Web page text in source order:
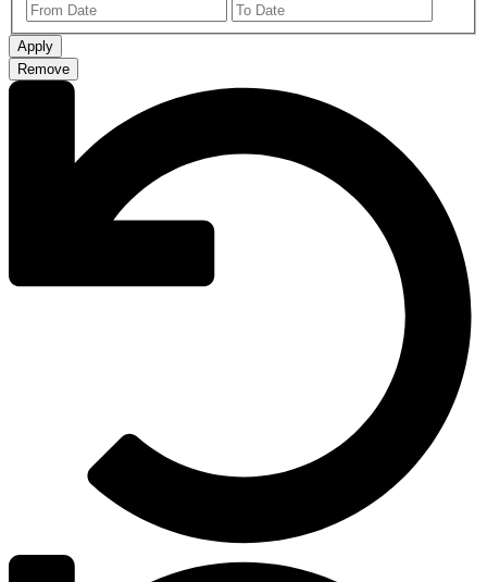
Apply
Remove